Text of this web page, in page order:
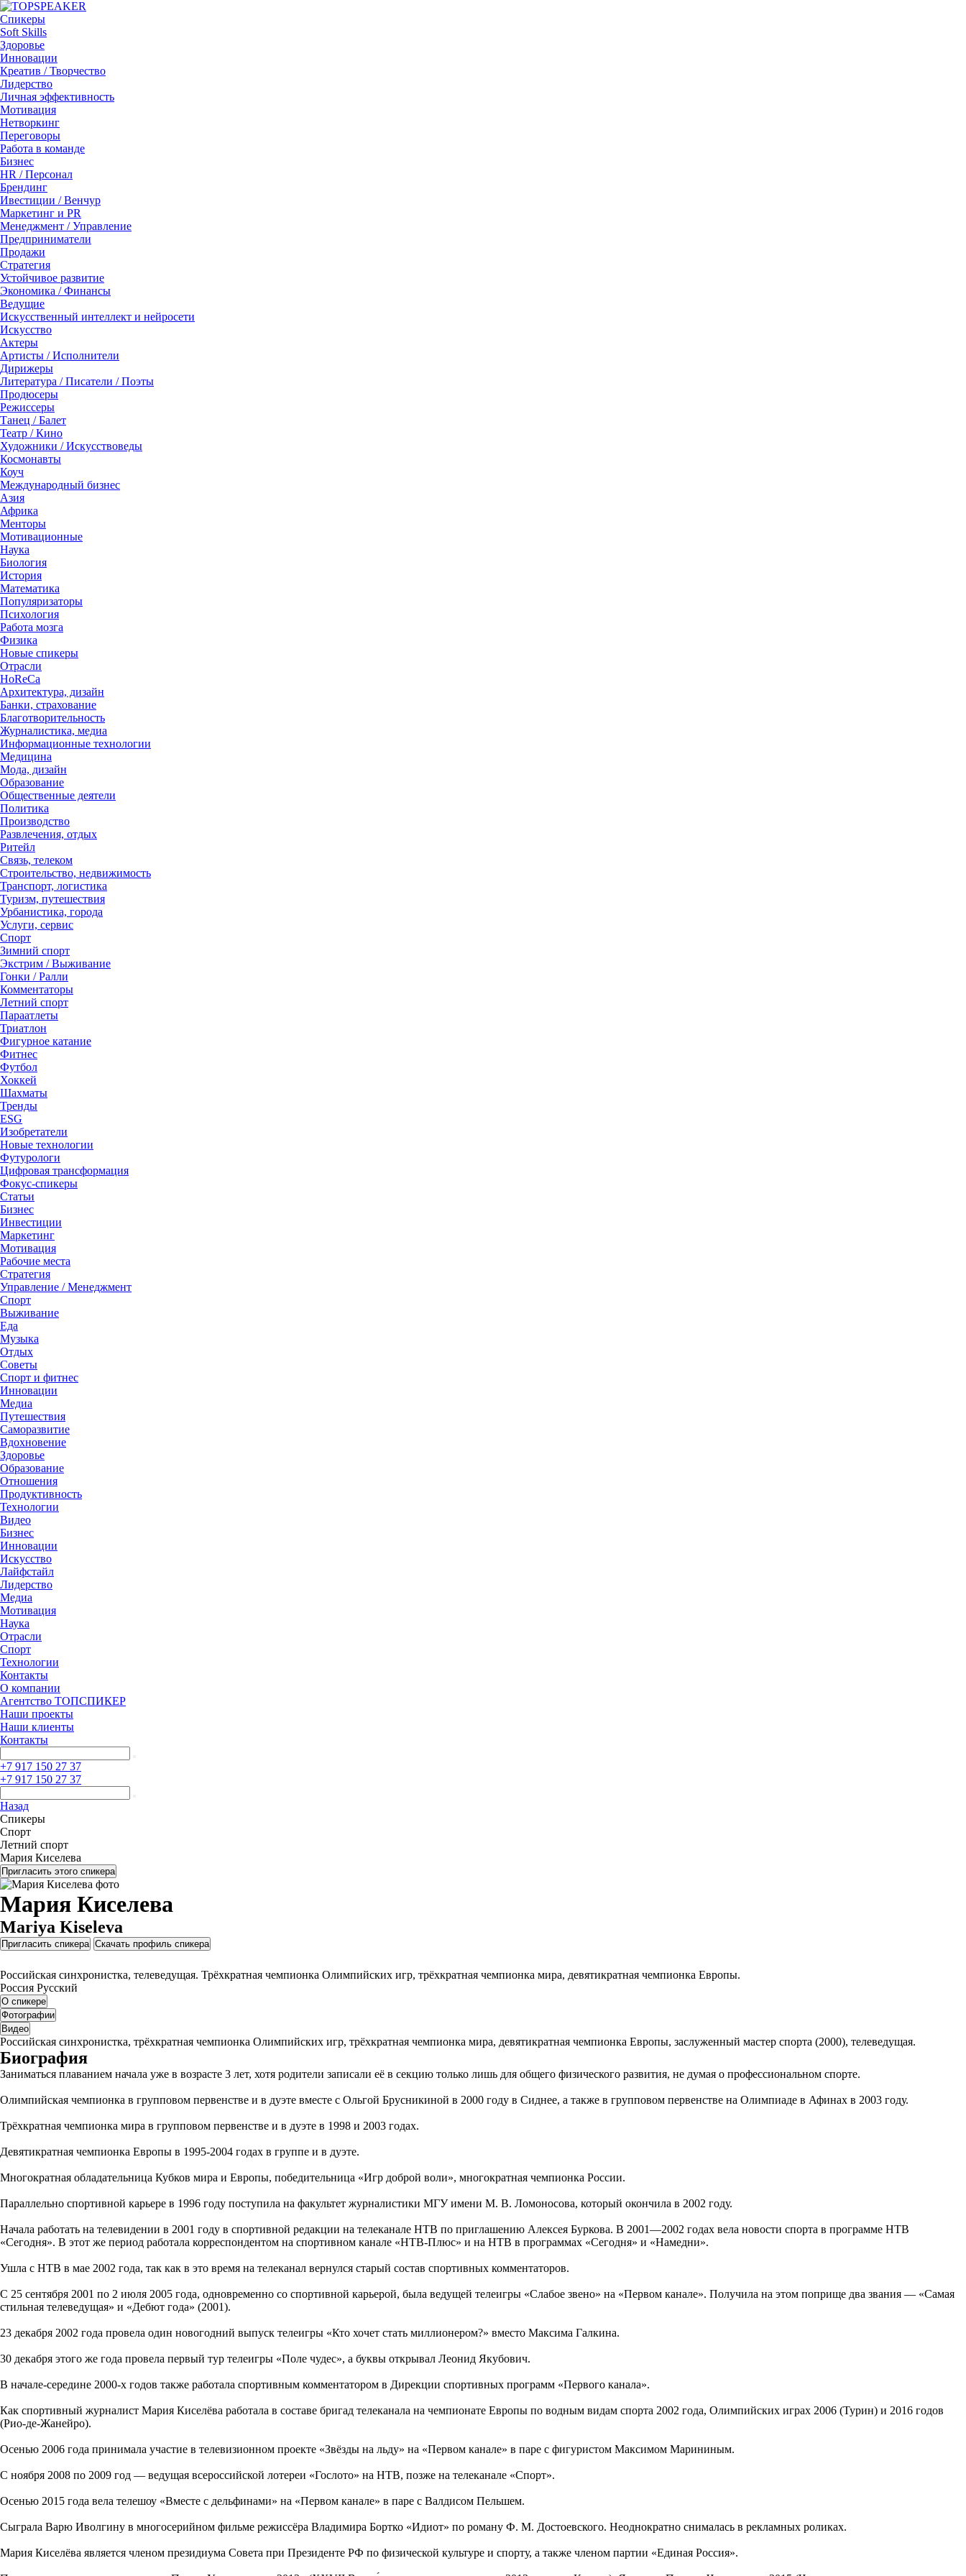
Спикеры
Soft Skills
Здоровье
Инновации
Креатив / Творчество
Лидерство
Личная эффективность
Мотивация
Нетворкинг
Переговоры
Работа в команде
Бизнес
HR / Персонал
Брендинг
Ивестиции / Венчур
Маркетинг и PR
Менеджмент / Управление
Предприниматели
Продажи
Стратегия
Устойчивое развитие
Экономика / Финансы
Ведущие
Искусственный интеллект и нейросети
Искусство
Актеры
Артисты / Исполнители
Дирижеры
Литература / Писатели / Поэты
Продюсеры
Режиссеры
Танец / Балет
Театр / Кино
Художники / Искусствоведы
Космонавты
Коуч
Международный бизнес
Азия
Африка
Менторы
Мотивационные
Наука
Биология
История
Математика
Популяризаторы
Психология
Работа мозга
Физика
Новые спикеры
Отрасли
HoReCa
Архитектура, дизайн
Банки, страхование
Благотворительность
Журналистика, медиа
Информационные технологии
Медицина
Мода, дизайн
Образование
Общественные деятели
Политика
Производство
Развлечения, отдых
Ритейл
Связь, телеком
Строительство, недвижимость
Транспорт, логистика
Туризм, путешествия
Урбанистика, города
Услуги, сервис
Спорт
Зимний спорт
Экстрим / Выживание
Гонки / Ралли
Комментаторы
Летний спорт
Параатлеты
Триатлон
Фигурное катание
Фитнес
Футбол
Хоккей
Шахматы
Тренды
ESG
Изобретатели
Новые технологии
Футурологи
Цифровая трансформация
Фокус-спикеры
Статьи
Бизнес
Инвестиции
Маркетинг
Мотивация
Рабочие места
Стратегия
Управление / Менеджмент
Спорт
Выживание
Еда
Музыка
Отдых
Советы
Спорт и фитнес
Инновации
Медиа
Путешествия
Саморазвитие
Вдохновение
Здоровье
Образование
Отношения
Продуктивность
Технологии
Видеo
Бизнес
Инновации
Искусство
Лайфстайл
Лидерство
Медиа
Мотивация
Наука
Отрасли
Спорт
Технологии
Контакты
О компании
Агентство ТОПСПИКЕР
Наши проекты
Наши клиенты
Контакты
+7 917 150 27 37
+7 917 150 27 37
Назад
Спикеры
Спорт
Летний спорт
Мария Киселева
Пригласить этого спикера
Мария Киселева
Mariya Kiseleva
Пригласить спикера Скачать профиль спикера
Российская синхронистка, телеведущая. Трёхкратная чемпионка Олимпийских игр, трёхкратная чемпионка мира, девятикратная чемпионка Европы.
Россия Русский
О спикере
Фотографии
Видео
Российская синхронистка, трёхкратная чемпионка Олимпийских игр, трёхкратная чемпионка мира, девятикратная чемпионка Европы, заслуженный мастер спорта (2000), телеведущая.
Биография
Заниматься плаванием начала уже в возрасте 3 лет, хотя родители записали её в секцию только лишь для общего физического развития, не думая о профессиональном спорте.
Олимпийская чемпионка в групповом первенстве и в дуэте вместе с Ольгой Брусникиной в 2000 году в Сиднее, а также в групповом первенстве на Олимпиаде в Афинах в 2003 году.
Трёхкратная чемпионка мира в групповом первенстве и в дуэте в 1998 и 2003 годах.
Девятикратная чемпионка Европы в 1995-2004 годах в группе и в дуэте.
Многократная обладательница Кубков мира и Европы, победительница «Игр доброй воли», многократная чемпионка России.
Параллельно спортивной карьере в 1996 году поступила на факультет журналистики МГУ имени М. В. Ломоносова, который окончила в 2002 году.
Начала работать на телевидении в 2001 году в спортивной редакции на телеканале НТВ по приглашению Алексея Буркова. В 2001—2002 годах вела новости спорта в программе НТВ
«Сегодня». В этот же период работала корреспондентом на спортивном канале «НТВ-Плюс» и на НТВ в программах «Сегодня» и «Намедни».
Ушла с НТВ в мае 2002 года, так как в это время на телеканал вернулся старый состав спортивных комментаторов.
С 25 сентября 2001 по 2 июля 2005 года, одновременно со спортивной карьерой, была ведущей телеигры «Слабое звено» на «Первом канале». Получила на этом поприще два звания — «Самая
стильная телеведущая» и «Дебют года» (2001).
23 декабря 2002 года провела один новогодний выпуск телеигры «Кто хочет стать миллионером?» вместо Максима Галкина.
30 декабря этого же года провела первый тур телеигры «Поле чудес», а буквы открывал Леонид Якубович.
В начале-середине 2000-х годов также работала спортивным комментатором в Дирекции спортивных программ «Первого канала».
Как спортивный журналист Мария Киселёва работала в составе бригад телеканала на чемпионате Европы по водным видам спорта 2002 года, Олимпийских играх 2006 (Турин) и 2016 годов
(Рио-де-Жанейро).
Осенью 2006 года принимала участие в телевизионном проекте «Звёзды на льду» на «Первом канале» в паре с фигуристом Максимом Марининым.
С ноября 2008 по 2009 год — ведущая всероссийской лотереи «Гослото» на НТВ, позже на телеканале «Спорт».
Осенью 2015 года вела телешоу «Вместе с дельфинами» на «Первом канале» в паре с Валдисом Пельшем.
Сыграла Варю Иволгину в многосерийном фильме режиссёра Владимира Бортко «Идиот» по роману Ф. М. Достоевского. Неоднократно снималась в рекламных роликах.
Мария Киселёва является членом президиума Совета при Президенте РФ по физической культуре и спорту, а также членом партии «Единая Россия».